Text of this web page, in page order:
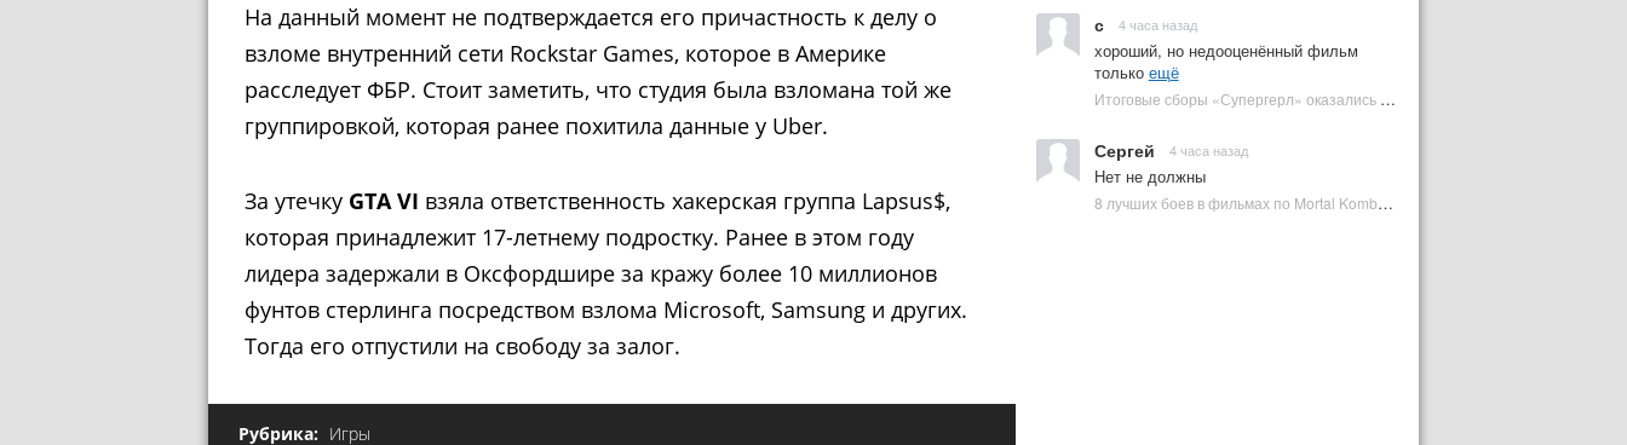
с 4 часа назад
хороший, но недооценённый фильм
только ещё
Итоговые сборы «Супергерл» оказались худшими для DC за два десятилетия | Plugged In Ru
Сергей 4 часа назад
Нет не должны
8 лучших боев в фильмах по Mortal Kombat: от «Смертельной битвы» до «Мортал Комбат 2» | Plugged In Ru
На данный момент не подтверждается его причастность к делу о
взломе внутренний сети Rockstar Games, которое в Америке
расследует ФБР. Стоит заметить, что студия была взломана той же
группировкой, которая ранее похитила данные у Uber.
За утечку GTA VI взяла ответственность хакерская группа Lapsus$,
которая принадлежит 17-летнему подростку. Ранее в этом году
лидера задержали в Оксфордшире за кражу более 10 миллионов
фунтов стерлинга посредством взлома Microsoft, Samsung и других.
Тогда его отпустили на свободу за залог.
Рубрика: Игры